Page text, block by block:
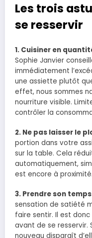
Les trois
se resservir
1. Cuisiner en
Sophie Janvier
immédiatement
une assiette plutôt
effet, nous sommes
nourriture visible.
contrôler la
2. Ne pas laisser le
portion dans votre
sur la table. Cela
automatiquement,
est encore à proximité.
3. Prendre son
sensation de satiété
faire sentir. Il est
avant de se resservir.
nouveau disparaît